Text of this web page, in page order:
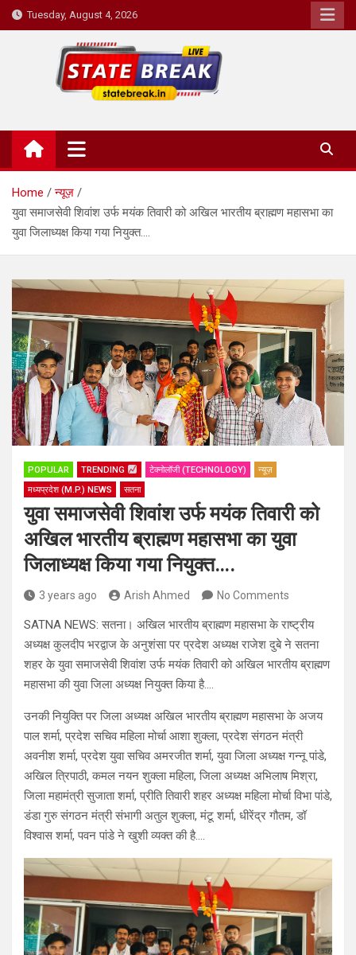
Skip
to
Tuesday, August 4, 2026
State Break
Home
न्यूज़
युवा समाजसेवी शिवांश उर्फ मयंक तिवारी को अखिल भारतीय ब्राह्मण महासभा का
युवा जिलाध्यक्ष किया गया नियुक्त….
POPULAR TRENDING टेक्नोलॉजी (TECHNOLOGY)
न्यूज़
मध्यप्रदेश (M.P.) NEWS
सतना
युवा समाजसेवी शिवांश उर्फ मयंक तिवारी को
अखिल भारतीय ब्राह्मण महासभा का युवा
जिलाध्यक्ष किया गया नियुक्त….
3 years ago Arish Ahmed No Comments
SATNA NEWS: सतना। अखिल भारतीय ब्राह्मण महासभा के राष्ट्रीय
अध्यक्ष कुलदीप भरद्वाज के अनुशंसा पर प्रदेश अध्यक्ष राजेश दुबे ने सतना
शहर के युवा समाजसेवी शिवांश उर्फ मयंक तिवारी को अखिल भारतीय ब्राह्मण
महासभा की युवा जिला अध्यक्ष नियुक्त किया है….
उनकी नियुक्ति पर जिला अध्यक्ष अखिल भारतीय ब्राह्मण महासभा के अजय
पाल शर्मा, प्रदेश सचिव महिला मोर्चा आशा शुक्ला, प्रदेश संगठन मंत्री
अवनीश शर्मा, प्रदेश युवा सचिव अमरजीत शर्मा, युवा जिला अध्यक्ष गन्नू पांडे,
अखिल त्रिपाठी, कमल नयन शुक्ला महिला, जिला अध्यक्ष अभिलाष मिश्रा,
जिला महामंत्री सुजाता शर्मा, प्रीति तिवारी शहर अध्यक्ष महिला मोर्चा विभा पांडे,
डंडा गुरु संगठन मंत्री संभागी अतुल शुक्ला, मंटू शर्मा, धीरेंद्र गौतम, डॉ
विश्वास शर्मा, पवन पांडे ने खुशी व्यक्त की है….